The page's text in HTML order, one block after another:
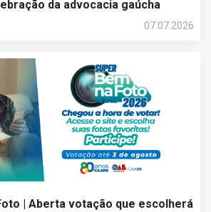
da advocacia gaúcha
07.07.2026
| Aberta votação que escolherá